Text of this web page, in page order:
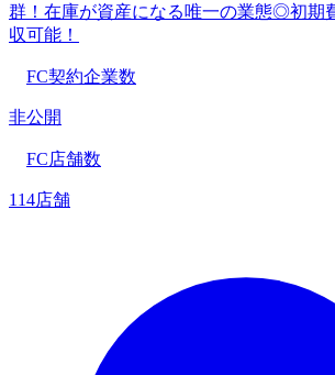
群！在庫が資産になる唯一の業態◎初期
収可能！
FC契約企業数
非公開
FC店舗数
114店舗